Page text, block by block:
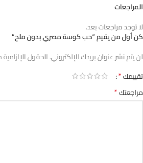
المراجعات
لا توجد مراجعات بعد.
كن أول من يقيم “حب كوسة مصري بدون ملح”
لن يتم نشر عنوان بريدك الإلكتروني.الحقول الإلزامية
تقييمك*
مراجعتك*